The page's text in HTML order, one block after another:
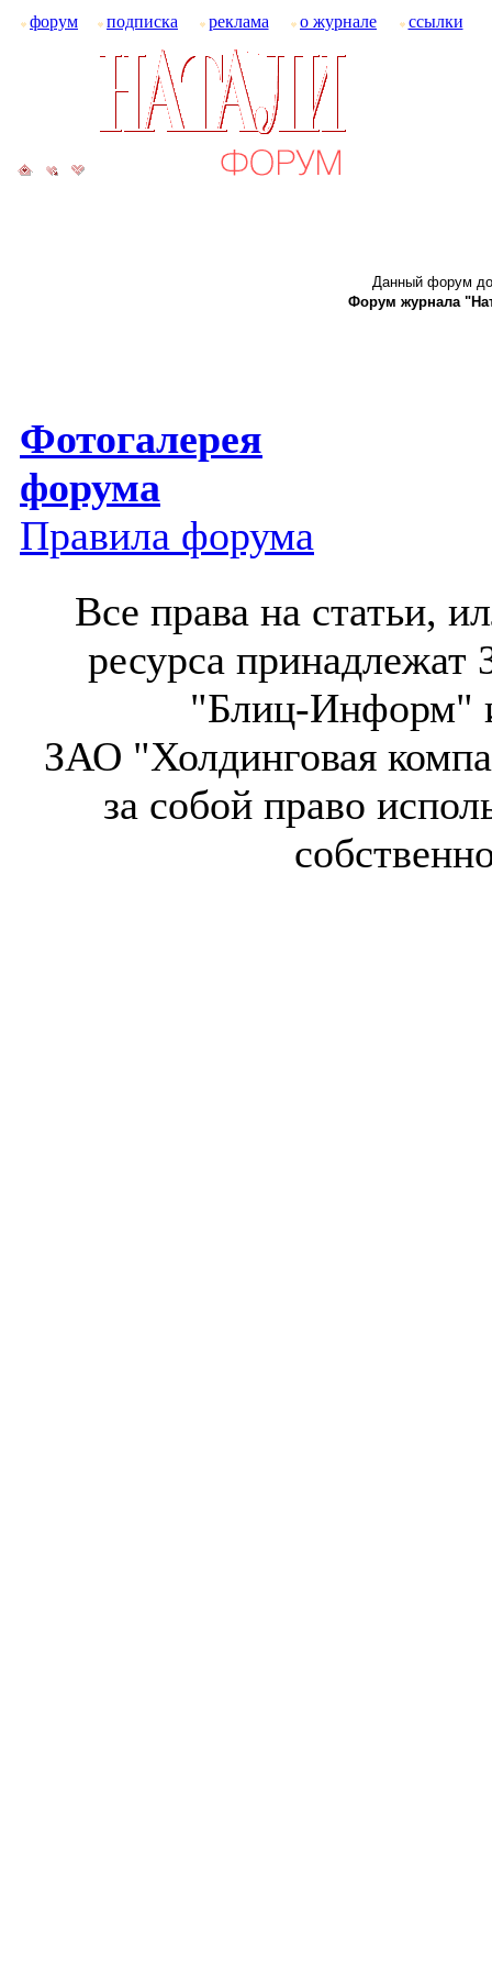
форум подписка реклама о журнале ссылки
Данный форум
Форум журнала
Фотогалерея
форума
Правила форума
Все права на статьи,
ресурса
"Блиц-Информ"
ЗАО "Холдинговая
за собой право